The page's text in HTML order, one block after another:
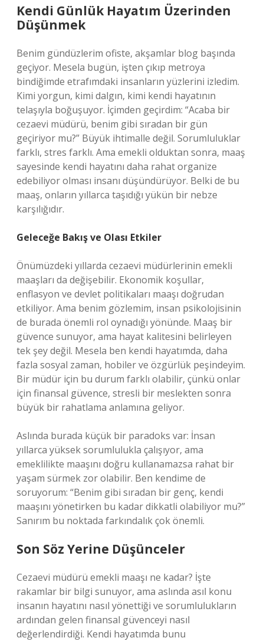
Kendi Günlük Hayatım Üzerinden
Düşünmek
Benim gündüzlerim ofiste, akşamlar blog başında
geçiyor. Mesela bugün, işten çıkıp metroya
bindiğimde etrafımdaki insanların yüzlerini izledim.
Kimi yorgun, kimi dalgın, kimi kendi hayatının
telaşıyla boğuşuyor. İçimden geçirdim: “Acaba bir
cezaevi müdürü, benim gibi sıradan bir gün
geçiriyor mu?” Büyük ihtimalle değil. Sorumluluklar
farklı, stres farklı. Ama emekli olduktan sonra, maaş
sayesinde kendi hayatını daha rahat organize
edebiliyor olması insanı düşündürüyor. Belki de bu
maaş, onların yıllarca taşıdığı yükün bir nebze
karşılığıdır.
Geleceğe Bakış ve Olası Etkiler
Önümüzdeki yıllarda cezaevi müdürlerinin emekli
maaşları da değişebilir. Ekonomik koşullar,
enflasyon ve devlet politikaları maaşı doğrudan
etkiliyor. Ama benim gözlemim, insan psikolojisinin
de burada önemli rol oynadığı yönünde. Maaş bir
güvence sunuyor, ama hayat kalitesini belirleyen
tek şey değil. Mesela ben kendi hayatımda, daha
fazla sosyal zaman, hobiler ve özgürlük peşindeyim.
Bir müdür için bu durum farklı olabilir, çünkü onlar
için finansal güvence, stresli bir meslekten sonra
büyük bir rahatlama anlamına geliyor.
Aslında burada küçük bir paradoks var: İnsan
yıllarca yüksek sorumlulukla çalışıyor, ama
emeklilikte maaşını doğru kullanamazsa rahat bir
yaşam sürmek zor olabilir. Ben kendime de
soruyorum: “Benim gibi sıradan bir genç, kendi
maaşını yönetirken bu kadar dikkatli olabiliyor mu?”
Sanırım bu noktada farkındalık çok önemli.
Son Söz Yerine Düşünceler
Cezaevi müdürü emekli maaşı ne kadar? İşte
rakamlar bir bilgi sunuyor, ama aslında asıl konu
insanın hayatını nasıl yönettiği ve sorumlulukların
ardından gelen finansal güvenceyi nasıl
değerlendirdiği. Kendi hayatımda bunu